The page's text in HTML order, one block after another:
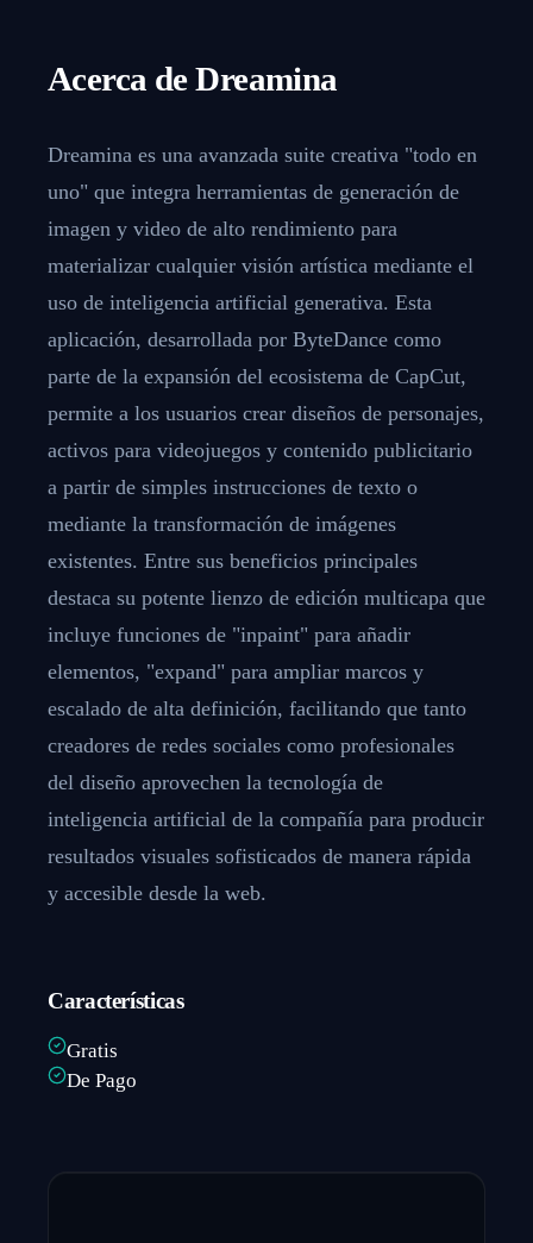
Acerca de Dreamina
Dreamina es una avanzada suite creativa "todo en
uno" que integra herramientas de generación de
imagen y video de alto rendimiento para
materializar cualquier visión artística mediante el
uso de inteligencia artificial generativa. Esta
aplicación, desarrollada por ByteDance como
parte de la expansión del ecosistema de CapCut,
permite a los usuarios crear diseños de personajes,
activos para videojuegos y contenido publicitario
a partir de simples instrucciones de texto o
mediante la transformación de imágenes
existentes. Entre sus beneficios principales
destaca su potente lienzo de edición multicapa que
incluye funciones de "inpaint" para añadir
elementos, "expand" para ampliar marcos y
escalado de alta definición, facilitando que tanto
creadores de redes sociales como profesionales
del diseño aprovechen la tecnología de
inteligencia artificial de la compañía para producir
resultados visuales sofisticados de manera rápida
y accesible desde la web.
Características
Gratis
De Pago